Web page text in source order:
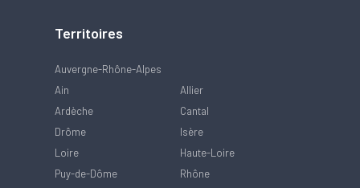
Territoires
Auvergne-Rhône-Alpes
Ain
Allier
Ardèche
Cantal
Drôme
Isère
Loire
Haute-Loire
Puy-de-Dôme
Rhône